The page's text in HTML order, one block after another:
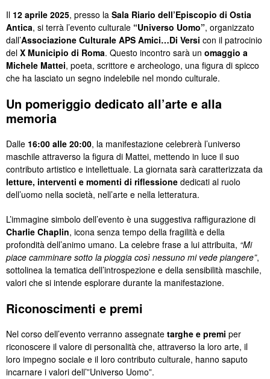
Il 12 aprile 2025, presso la Sala Riario dell’Episcopio di Ostia
Antica, si terrà l’evento culturale “Universo Uomo”, organizzato
dall’Associazione Culturale APS Amici…Di Versi con il patrocinio
del X Municipio di Roma. Questo incontro sarà un omaggio a
Michele Mattei, poeta, scrittore e archeologo, una figura di spicco
che ha lasciato un segno indelebile nel mondo culturale.
Un pomeriggio dedicato all’arte e alla
memoria
Dalle 16:00 alle 20:00, la manifestazione celebrerà l’universo
maschile attraverso la figura di Mattei, mettendo in luce il suo
contributo artistico e intellettuale. La giornata sarà caratterizzata da
letture, interventi e momenti di riflessione dedicati al ruolo
dell’uomo nella società, nell’arte e nella letteratura.
L’immagine simbolo dell’evento è una suggestiva raffigurazione di
Charlie Chaplin, icona senza tempo della fragilità e della
profondità dell’animo umano. La celebre frase a lui attribuita, “Mi
piace camminare sotto la pioggia così nessuno mi vede piangere”,
sottolinea la tematica dell’introspezione e della sensibilità maschile,
valori che si intende esplorare durante la manifestazione.
Riconoscimenti e premi
Nel corso dell’evento verranno assegnate targhe e premi per
riconoscere il valore di personalità che, attraverso la loro arte, il
loro impegno sociale e il loro contributo culturale, hanno saputo
incarnare i valori dell’”Universo Uomo”.